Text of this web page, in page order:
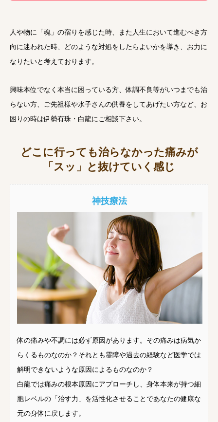
人や物に「魂」の宿りを感じた時、また人生において進むべき方
向に迷われた時、どのような対処をしたらよいかを導き、お力に
なりたいと考えております。
興味本位でなく本当に困っている方、体調不良等がいつまでも治
らない方、ご先祖様や水子さんの供養をしてあげたい方など、お
困りの時は伊勢有珠・白龍にご相談下さい。
どこに行っても治らなかった痛みが
「スッ」と抜けていく感じ
神技療法
体の痛みや不調には必ず原因があります。その痛みは病気か
らくるものなのか？それとも霊障や過去の経験など医学では
解明できないような原因によるものなのか？
白龍では痛みの根本原因にアプローチし、身体本来が持つ細
胞レベルの「治す力」を活性化させることであなたの健康な
元の身体に戻します。